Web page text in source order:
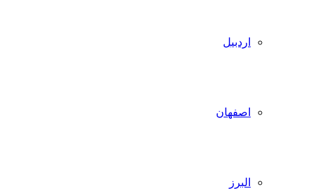
اردبیل
اصفهان
البرز